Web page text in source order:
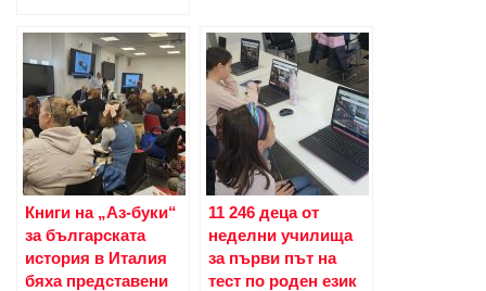
Книги на „Аз-буки“
за българската
история в Италия
бяха представени
11 246 деца от
неделни училища
за първи път на
тест по роден език